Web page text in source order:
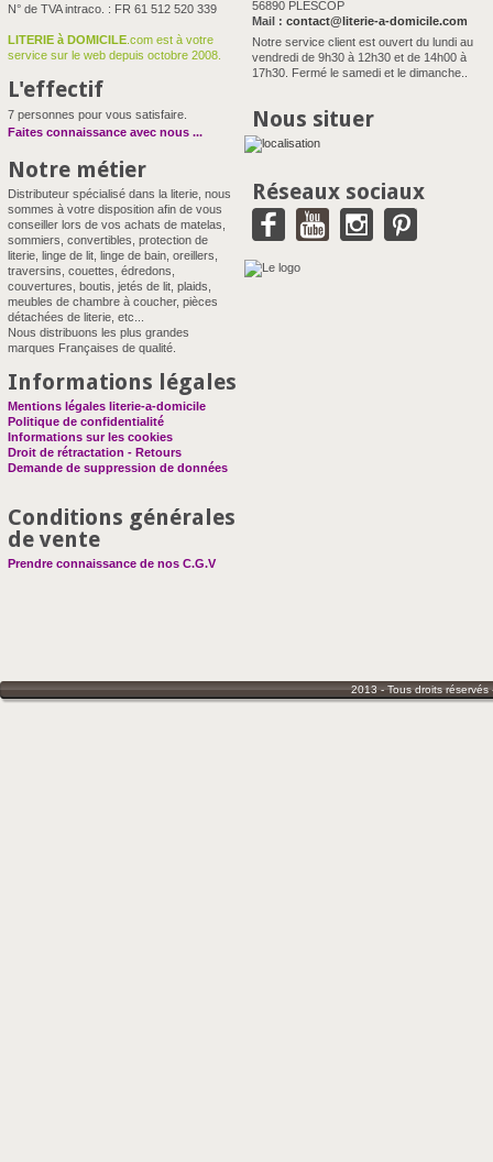
N° de TVA intraco. : FR 61 512 520 339
LITERIE à DOMICILE .com est à votre
service sur le web depuis octobre 2008.
L'effectif
7 personnes pour vous satisfaire.
Faites connaissance avec nous ...
Notre métier
Distributeur spécialisé dans la literie, nous
sommes à votre disposition afin de vous
conseiller lors de vos achats de matelas,
sommiers, convertibles, protection de
literie, linge de lit, linge de bain, oreillers,
traversins, couettes, édredons,
couvertures, boutis, jetés de lit, plaids,
meubles de chambre à coucher, pièces
détachées de literie, etc...
Nous distribuons les plus grandes
marques Françaises de qualité.
Informations légales
Mentions légales literie-a-domicile
Politique de confidentialité
Informations sur les cookies
Droit de rétractation - Retours
Demande de suppression de données
Conditions générales
de vente
Prendre connaissance de nos C.G.V
56890 PLESCOP
Mail : contact@literie-a-domicile.com
Notre service client est ouvert du lundi au
vendredi de 9h30 à 12h30 et de 14h00 à
17h30. Fermé le samedi et le dimanche..
Nous situer
Réseaux sociaux
2013 - Tous droits